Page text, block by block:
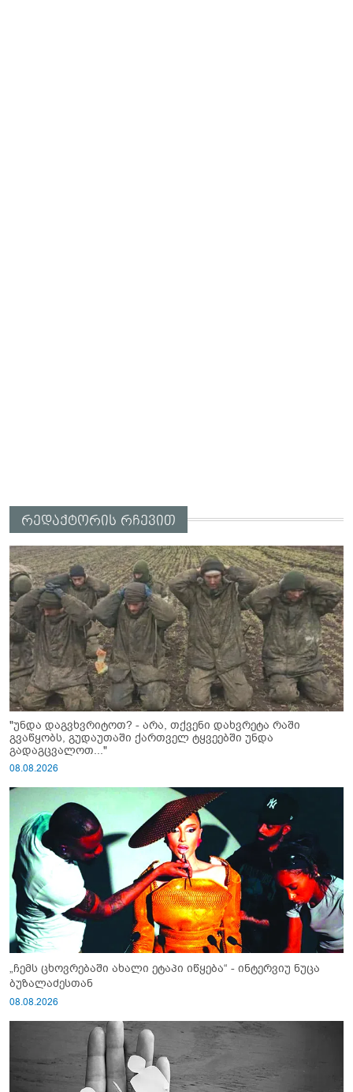
რედაქტორის რჩევით
"უნდა დაგვხვრიტოთ? - არა, თქვენი დახვრეტა რაში
გვაწყობს, გუდაუთაში ქართველ ტყვეებში უნდა
გადაგცვალოთ..."
08.08.2026
„ჩემს ცხოვრებაში ახალი ეტაპი იწყება“ - ინტერვიუ ნუცა
ბუზალაძესთან
08.08.2026